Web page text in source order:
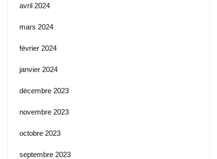
avril 2024
mars 2024
février 2024
janvier 2024
décembre 2023
novembre 2023
octobre 2023
septembre 2023